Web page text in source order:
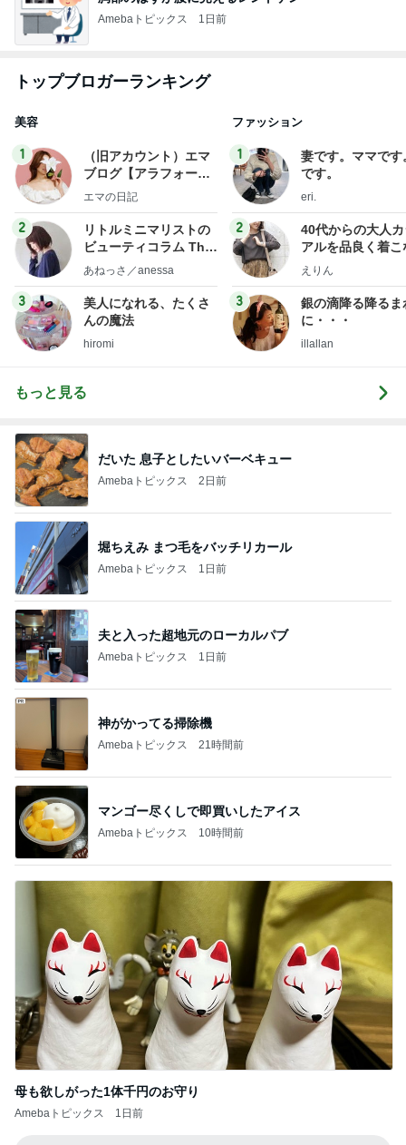
Amebaトピックス 1日前
トップブロガーランキング
美容
1
（旧アカウント）エマ
ブログ【アラフォー会
社売却セカンドライ
エマの日記
2
リトルミニマリストの
ビューティコラム The
little minimalist's bea
あねっさ／anessa
3
美人になれる、たくさ
んの魔法
hiromi
ファッション
1
妻です。ママです
です。
eri.
2
40代からの大人
アルを品良く着こ
ファッションブロ
えりん
3
銀の滴降る降るま
に・・・
illallan
もっと見る
だいた 息子としたいバーベキュー
Amebaトピックス 2日前
堀ちえみ まつ毛をバッチリカール
Amebaトピックス 1日前
夫と入った超地元のローカルパブ
Amebaトピックス 1日前
神がかってる掃除機
Amebaトピックス 21時間前
マンゴー尽くしで即買いしたアイス
Amebaトピックス 10時間前
母も欲しがった1体千円のお守り
Amebaトピックス 1日前